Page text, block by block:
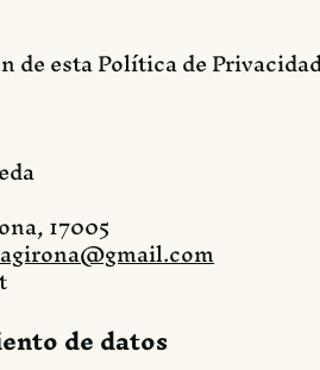
esta Política de
17005
de datos